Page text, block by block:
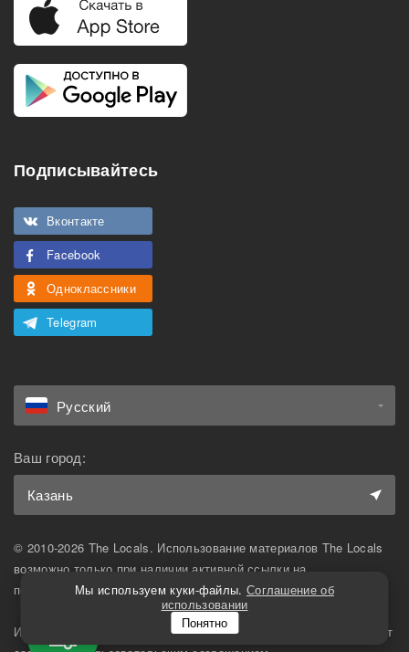
Подписывайтесь
Вконтакте
Facebook
Одноклассники
Telegram
Русский
Ваш город:
Казань
© 2010-2026 The Locals. Использование материалов The Locals
возможно только при наличии активной ссылки на
первоисточник.
Использование сайта, в том числе подача объявлений, означает
Мы используем куки-файлы. Соглашение об
использовании
Понятно